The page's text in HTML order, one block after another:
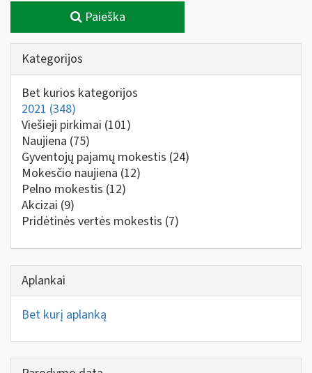
Paieška
Kategorijos
Bet kurios kategorijos
2021 (348)
Viešieji pirkimai (101)
Naujiena (75)
Gyventojų pajamų mokestis (24)
Mokesčio naujiena (12)
Pelno mokestis (12)
Akcizai (9)
Pridėtinės vertės mokestis (7)
Aplankai
Bet kurį aplanką